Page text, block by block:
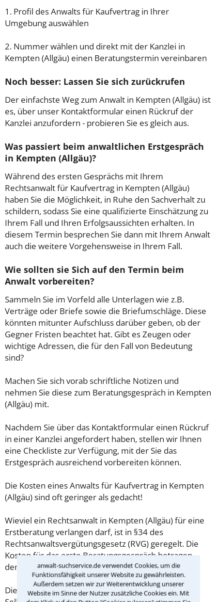
anwalt-suchservice.de verwendet Cookies, um die
Funktionsfähigkeit unserer Website zu gewährleisten.
Außerdem setzen wir zur Weiterentwicklung unserer
Website im Sinne der Nutzer zusätzliche Cookies ein. Mit
1. Profil des Anwalts für Kaufvertrag in Ihrer
Umgebung auswählen
2. Nummer wählen und direkt mit der Kanzlei in
Kempten (Allgäu) einen Beratungstermin vereinbaren
Noch besser: Lassen Sie sich zurückrufen
Der einfachste Weg zum Anwalt in Kempten (Allgäu) ist
es, über unser Kontaktformular einen Rückruf der
Kanzlei anzufordern - probieren Sie es gleich aus.
Was passiert beim anwaltlichen Erstgespräch
in Kempten (Allgäu)?
Während des ersten Gesprächs mit Ihrem
Rechtsanwalt für Kaufvertrag in Kempten (Allgäu)
haben Sie die Möglichkeit, in Ruhe den Sachverhalt zu
schildern, sodass Sie eine qualifizierte Einschätzung zu
Ihrem Fall und Ihren Erfolgsaussichten erhalten. In
diesem Termin besprechen Sie dann mit Ihrem Anwalt
auch die weitere Vorgehensweise in Ihrem Fall.
Wie sollten sie Sich auf den Termin beim
Anwalt vorbereiten?
Sammeln Sie im Vorfeld alle Unterlagen wie z.B.
Verträge oder Briefe sowie die Briefumschläge. Diese
könnten mitunter Aufschluss darüber geben, ob der
Gegner Fristen beachtet hat. Gibt es Zeugen oder
wichtige Adressen, die für den Fall von Bedeutung
sind?
Machen Sie sich vorab schriftliche Notizen und
nehmen Sie diese zum Beratungsgespräch in Kempten
(Allgäu) mit.
Nachdem Sie über das Kontaktformular einen Rückruf
in einer Kanzlei angefordert haben, stellen wir Ihnen
eine Checkliste zur Verfügung, mit der Sie das
Erstgespräch ausreichend vorbereiten können.
Die Kosten eines Anwalts für Kaufvertrag in Kempten
(Allgäu) sind oft geringer als gedacht!
Wieviel ein Rechtsanwalt in Kempten (Allgäu) für eine
Erstberatung verlangen darf, ist in §34 des
Rechtsanwaltsvergütungsgesetz (RVG) geregelt. Die
Kosten für das erste Beratungsgespräch betragen
demnach maximal 190,00 € zzgl. MwSt.
Diese Regelung gilt jedoch nur für Verbraucher. Für